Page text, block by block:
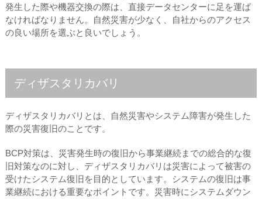
発生した際や機器交換の際は、直接データセンターに足を運ば
なければなりません。自然災害が少なく、自社からのアクセス
の良い場所を選ぶと良いでしょう。
ディザスタリカバリ
ディザスタリカバリとは、自然災害やシステム障害が発生した
際の災害復旧のことです。
BCP対策は、災害発生時の復旧から事業継続までの総合的な復
旧対策なのに対し、ディザスタリカバリは災害によって被害の
受けたシステム復旧を目的としています。システムの復旧は事
業継続における重要なポイントです。災害時にシステムダウン